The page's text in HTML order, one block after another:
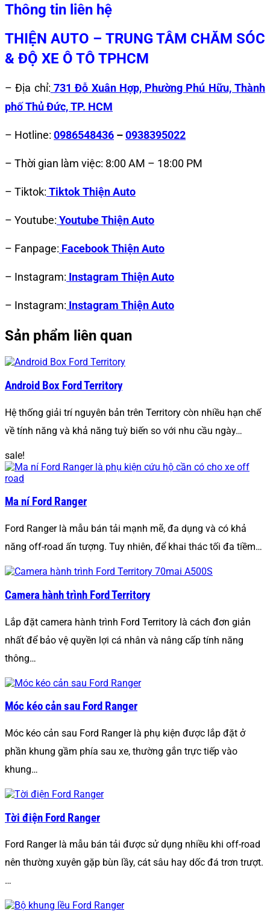
Thông tin liên hệ
THIỆN AUTO – TRUNG TÂM CHĂM SÓC
& ĐỘ XE Ô TÔ TPHCM
– Địa chỉ: 731 Đỗ Xuân Hợp, Phường Phú Hữu, Thành
phố Thủ Đức, TP. HCM
– Hotline: 0986548436 –0938395022
– Thời gian làm việc: 8:00 AM – 18:00 PM
– Tiktok: Tiktok Thiện Auto
– Youtube: Youtube Thiện Auto
– Fanpage: Facebook Thiện Auto
– Instagram: Instagram Thiện Auto
– Instagram: Instagram Thiện Auto
Sản phẩm liên quan
Android Box Ford Territory
Hệ thống giải trí nguyên bản trên Territory còn nhiều hạn chế
về tính năng và khả năng tuỳ biến so với nhu cầu ngày…
sale!
Ma ní Ford Ranger
Ford Ranger là mẫu bán tải mạnh mẽ, đa dụng và có khả
năng off-road ấn tượng. Tuy nhiên, để khai thác tối đa tiềm…
Camera hành trình Ford Territory
Lắp đặt camera hành trình Ford Territory là cách đơn giản
nhất để bảo vệ quyền lợi cá nhân và nâng cấp tính năng
thông…
Móc kéo cản sau Ford Ranger
Móc kéo cản sau Ford Ranger là phụ kiện được lắp đặt ở
phần khung gầm phía sau xe, thường gắn trực tiếp vào
khung…
Tời điện Ford Ranger
Ford Ranger là mẫu bán tải được sử dụng nhiều khi off-road
nên thường xuyên gặp bùn lầy, cát sâu hay dốc đá trơn trượt.
…